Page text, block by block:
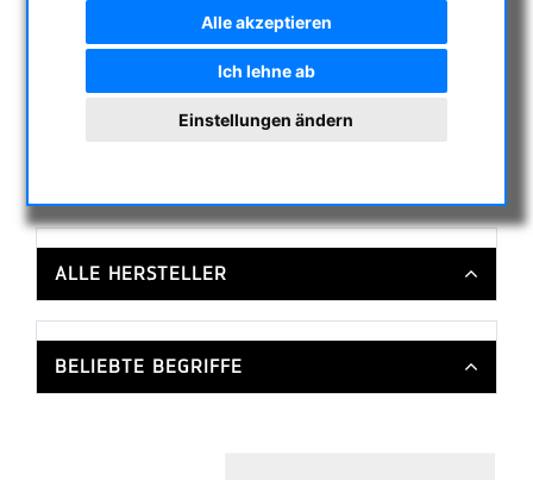
Alle akzeptieren
Ich lehne ab
Einstellungen ändern
CMOS & CCD KAMERAS
OPTISCHES ZUBEHÖR
MECHANISCHES ZUBEHÖR
ALLE HERSTELLER
BELIEBTE BEGRIFFE